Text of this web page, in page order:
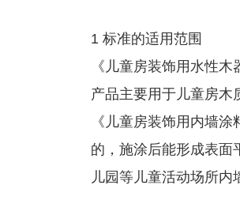
1 标准的适用范围
《儿童房装饰用水性
产品主要用于儿童房木
《儿童房装饰用内墙
的，施涂后能形成表面
儿园等儿童活动场所内